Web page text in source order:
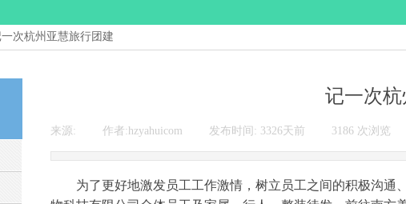
次杭州亚慧旅行团建
记一次
来源: 作者: hzyahuicom 发布时间: 3326天前 3186 次浏览
为了更好地激发员工工作激情，树立员工之间的积极沟通